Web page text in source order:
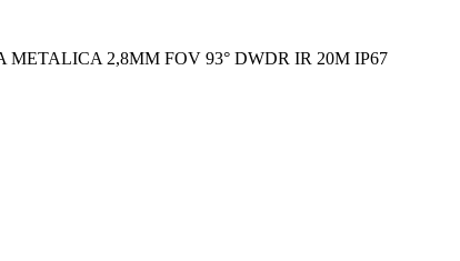
METALICA 2,8MM FOV 93° DWDR IR 20M IP67